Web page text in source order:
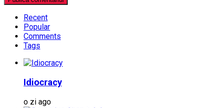
Recent
Popular
Comments
Tags
Idiocracy
o zi ago